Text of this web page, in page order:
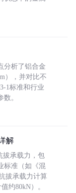
分析了铝合金
），并对比不
1标准和行业
。
解
拔承载力，包
标准（如《混
拔承载力计算
约80kN）。